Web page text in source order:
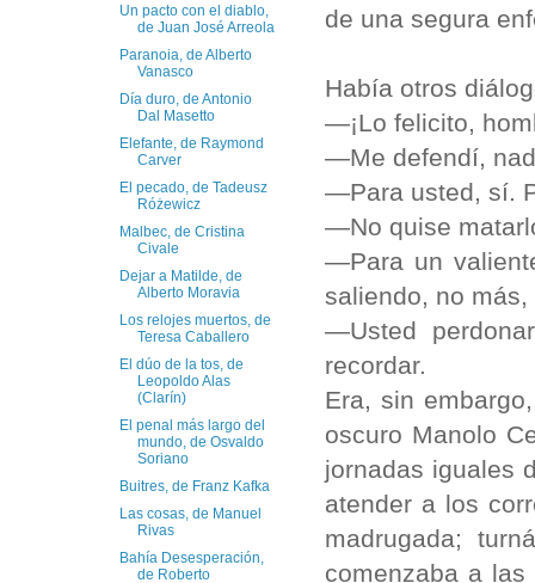
de una segura
Había otros
—¡Lo felicito,
—Me defendí,
—Para usted, sí.
—No quise
—Para un
saliendo, no más,
—Usted
recordar.
Era, sin
oscuro Manolo
jornadas iguales
atender a los
madrugada;
comenzaba a
Un pacto con el diablo,
de Juan José Arreola
Paranoia, de Alberto
Vanasco
Día duro, de Antonio
Dal Masetto
Elefante, de Raymond
Carver
El pecado, de Tadeusz
Różewicz
Malbec, de Cristina
Civale
Dejar a Matilde, de
Alberto Moravia
Los relojes muertos, de
Teresa Caballero
El dúo de la tos, de
Leopoldo Alas
(Clarín)
El penal más largo del
mundo, de Osvaldo
Soriano
Buitres, de Franz Kafka
Las cosas, de Manuel
Rivas
Bahía Desesperación,
de Roberto